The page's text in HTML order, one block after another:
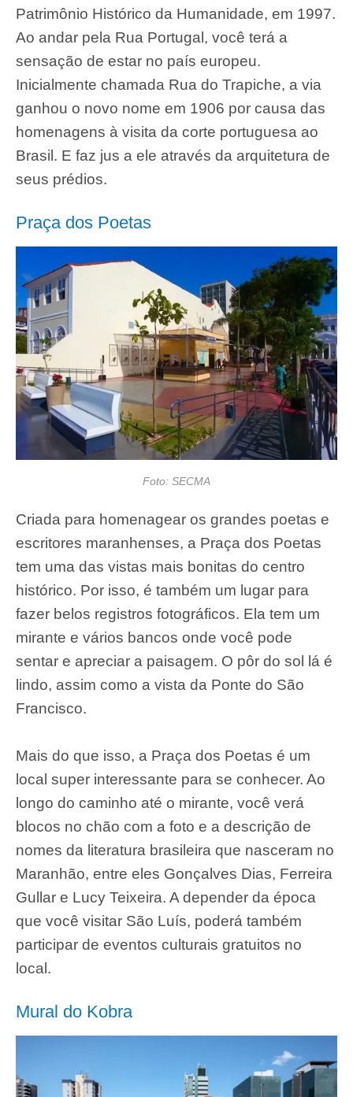
Patrimônio Histórico da Humanidade, em 1997.
Ao andar pela Rua Portugal, você terá a
sensação de estar no país europeu.
Inicialmente chamada Rua do Trapiche, a via
ganhou o novo nome em 1906 por causa das
homenagens à visita da corte portuguesa ao
Brasil. E faz jus a ele através da arquitetura de
seus prédios.
Praça dos Poetas
Foto: SECMA
Criada para homenagear os grandes poetas e
escritores maranhenses, a Praça dos Poetas
tem uma das vistas mais bonitas do centro
histórico. Por isso, é também um lugar para
fazer belos registros fotográficos. Ela tem um
mirante e vários bancos onde você pode
sentar e apreciar a paisagem. O pôr do sol lá é
lindo, assim como a vista da Ponte do São
Francisco.
Mais do que isso, a Praça dos Poetas é um
local super interessante para se conhecer. Ao
longo do caminho até o mirante, você verá
blocos no chão com a foto e a descrição de
nomes da literatura brasileira que nasceram no
Maranhão, entre eles Gonçalves Dias, Ferreira
Gullar e Lucy Teixeira. A depender da época
que você visitar São Luís, poderá também
participar de eventos culturais gratuitos no
local.
Mural do Kobra